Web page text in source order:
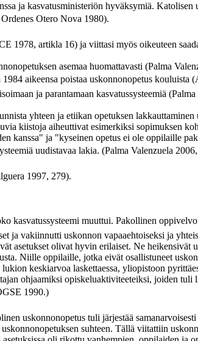
ja kasvatusministeriön hyväksymiä.
Otero Nova 1980).
1978, artikla 16) ja viittasi myös oikeuteen
asemaa huomattavasti (Palma
aikeensa poistaa uskonnonopetus
ja parantamaan kasvatussysteemiä
yhteen ja etiikan opetuksen
kiistoja aiheuttivat esimerkiksi sopimuksen
kanssa" ja "kyseinen opetus ei ole oppilaille
uudistavaa lakia. (Palma Valenzuela
1997, 279).
kasvatussysteemi muuttui. Pakollinen
ja vakiinnutti uskonnon vapaaehtoiseksi ja
olivat hyvin erilaiset. Ne heikensivät
Niille oppilaille, jotka eivät osallistuneet
keskiarvoa laskettaessa, yliopistoon
ohjaamiksi opiskeluaktiviteeteiksi, joiden
1990.)
uskonnonopetus tuli järjestää
suhteen. Tällä viitattiin